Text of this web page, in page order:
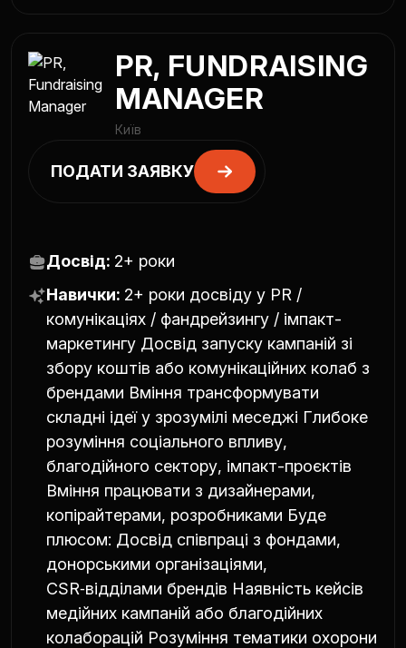
PR, FUNDRAISING
MANAGER
Київ
ПОДАТИ ЗАЯВКУ
Досвід: 2+ роки
Навички: 2+ роки досвіду у PR /
комунікаціях / фандрейзингу / імпакт-
маркетингу Досвід запуску кампаній зі
збору коштів або комунікаційних колаб з
брендами Вміння трансформувати
складні ідеї у зрозумілі меседжі Глибоке
розуміння соціального впливу,
благодійного сектору, імпакт-проєктів
Вміння працювати з дизайнерами,
копірайтерами, розробниками Буде
плюсом: Досвід співпраці з фондами,
донорськими організаціями,
CSR‑відділами брендів Наявність кейсів
медійних кампаній або благодійних
колаборацій Розуміння тематики охорони